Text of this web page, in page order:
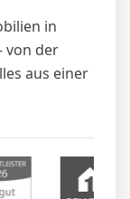
in
von der
aus einer